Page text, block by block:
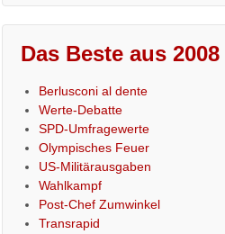
Das Beste aus 2008
Berlusconi al dente
Werte-Debatte
SPD-Umfragewerte
Olympisches Feuer
US-Militärausgaben
Wahlkampf
Post-Chef Zumwinkel
Transrapid